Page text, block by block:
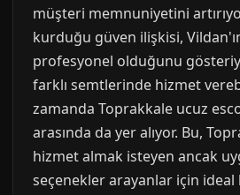
müşteri memnuniyetini
kurduğu güven ilişkisi,
profesyonel olduğunu
farklı semtlerinde hizmet
zamanda Toprakkale ucuz
arasında da yer alıyor. Bu,
hizmet almak isteyen ancak
seçenekler arayanlar için ideal